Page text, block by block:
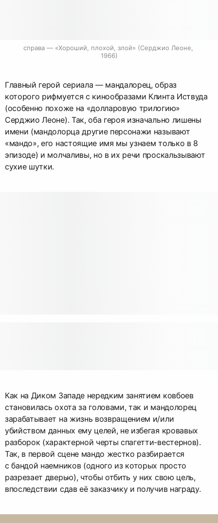
справа — «Хороший, плохой, злой» (Серджио Леоне,
1966)
Главный герой сериала — мандалорец, образ
которого рифмуется с кинообразами Клинта Иствуда
(особенно похоже на «долларовую трилогию»
Серджио Леоне). Так, оба героя изначально лишены
имени (мандолорца другие персонажи называют
«мандо», его настоящие имя мы узнаем только в 8
эпизоде) и молчаливы, но в их речи проскальзывают
сухие шутки.
Как на Диком Западе нередким занятием ковбоев
становилась охота за головами, так и мандолорец
зарабатывает на жизнь возвращением и/или
убийством данных ему целей, не избегая кровавых
разборок (характерной черты спагетти-вестернов).
Так, в первой сцене мандо жестко разбирается
с бандой наемников (одного из которых просто
разрезает дверью), чтобы отбить у них свою цель,
впоследствии сдав её заказчику и получив награду.